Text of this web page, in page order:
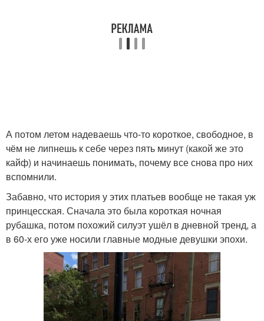
А потом летом надеваешь что-то короткое, свободное, в
чём не липнешь к себе через пять минут (какой же это
кайф) и начинаешь понимать, почему все снова про них
вспомнили.
Забавно, что история у этих платьев вообще не такая уж
принцесская. Сначала это была короткая ночная
рубашка, потом похожий силуэт ушёл в дневной тренд, а
в 60-х его уже носили главные модные девушки эпохи.